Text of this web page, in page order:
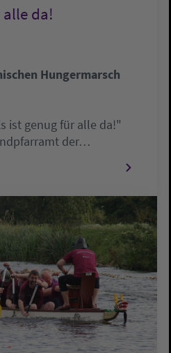
da!
Hungermarsch
ist genug für alle da!"
der…